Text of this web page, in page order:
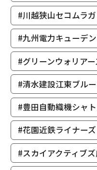
#川越狭山セコムラ
#九州電力キューデ
#グリーンウォリア
#清水建設江東ブル
#豊田自動織機シャ
#花園近鉄ライナーズ
#スカイアクティブ